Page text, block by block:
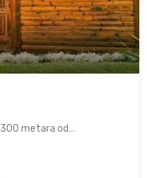
300 metara od…